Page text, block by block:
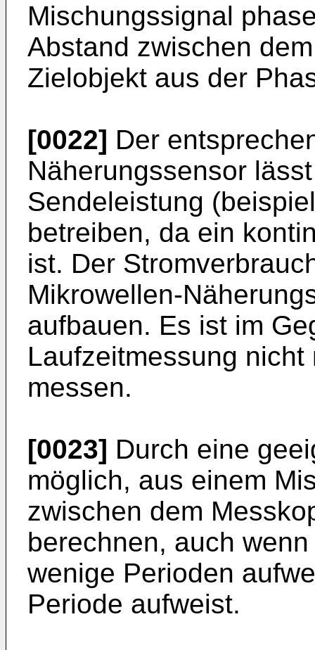
Mischungssignal
Abstand zwischen
Zielobjekt aus der
[0022] Der
Näherungssensor
Sendeleistung
betreiben, da ein
ist. Der
Mikrowellen-
aufbauen. Es ist im
Laufzeitmessung
messen.
[0023] Durch eine
möglich, aus einem
zwischen dem
berechnen, auch
wenige Perioden
Periode aufweist.